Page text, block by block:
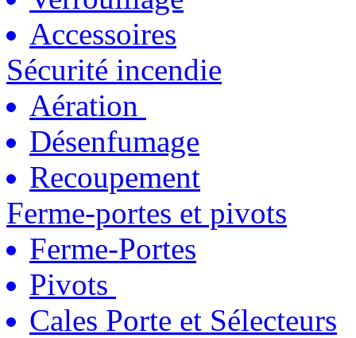
Accessoires
Sécurité incendie
Aération
Désenfumage
Recoupement
Ferme-portes et pivots
Ferme-Portes
Pivots
Cales Porte et Sélecteurs